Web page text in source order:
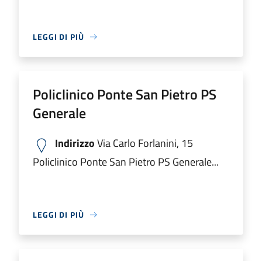
LEGGI DI PIÙ
Policlinico Ponte San Pietro PS
Generale
IndirizzoVia Carlo Forlanini, 15
Policlinico Ponte San Pietro PS Generale...
LEGGI DI PIÙ